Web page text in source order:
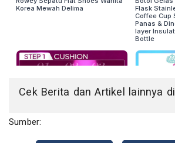
Cek Berita dan Artikel lainnya di
Sumber: